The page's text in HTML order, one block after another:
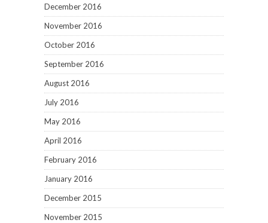
December 2016
November 2016
October 2016
September 2016
August 2016
July 2016
May 2016
April 2016
February 2016
January 2016
December 2015
November 2015